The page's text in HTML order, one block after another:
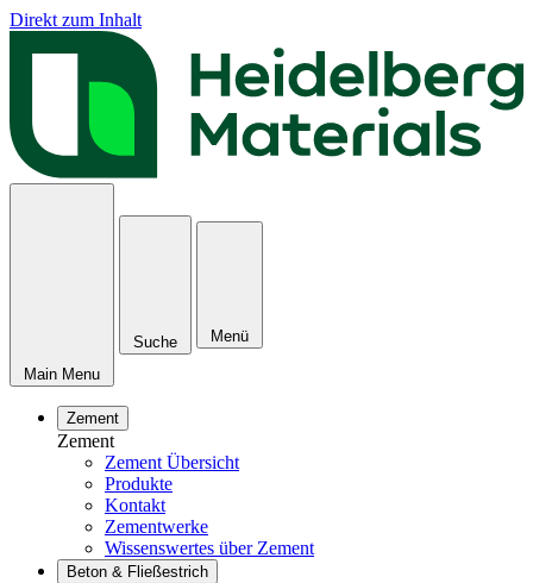
Direkt zum Inhalt
Main Menu
Suche Menü
Zement
Zement
Zement Übersicht
Produkte
Kontakt
Zementwerke
Wissenswertes über Zement
Beton & Fließestrich